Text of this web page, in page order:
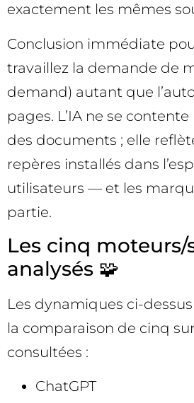
exactement les mêmes
Conclusion immédiate
travaillez la demande de
demand) autant que
pages. L’IA ne se
des documents ; elle
repères installés dans
utilisateurs — et les
partie.
Les cinq moteurs/
analysés 🧩
Les dynamiques ci-
la comparaison de cinq
consultées :
ChatGPT